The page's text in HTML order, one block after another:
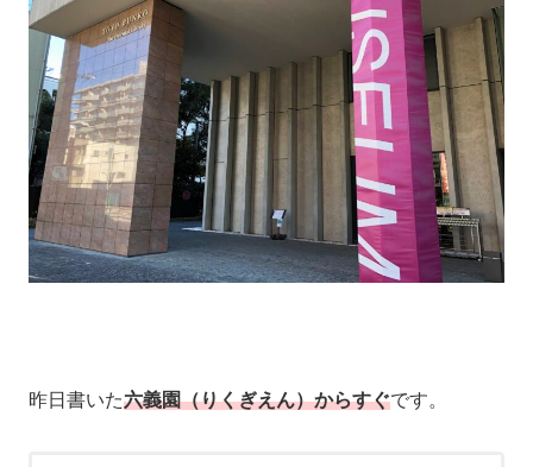
昨日書いた六義園（りくぎえん）からすぐです。